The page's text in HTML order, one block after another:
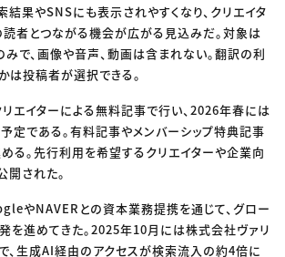
結果やSNSにも表示されやすくなり、クリエイタ
者とつながる機会が広がる見込みだ。対象は
みで、画像や音声、動画は含まれない。翻訳の利
は投稿者が選択できる。
エイターによる無料記事で行い、2026年春には
定である。有料記事やメンバーシップ特典記事
る。先行利用を希望するクリエイターや企業向
開された。
やNAVERとの資本業務提携を通じて、グロー
を進めてきた。2025年10月には株式会社ヴァリ
、生成AI経由のアクセスが検索流入の約4倍に